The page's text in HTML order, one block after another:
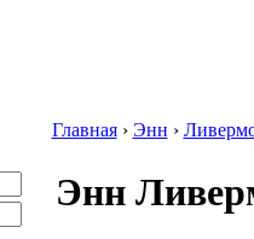
Главная› Энн ›
Энн